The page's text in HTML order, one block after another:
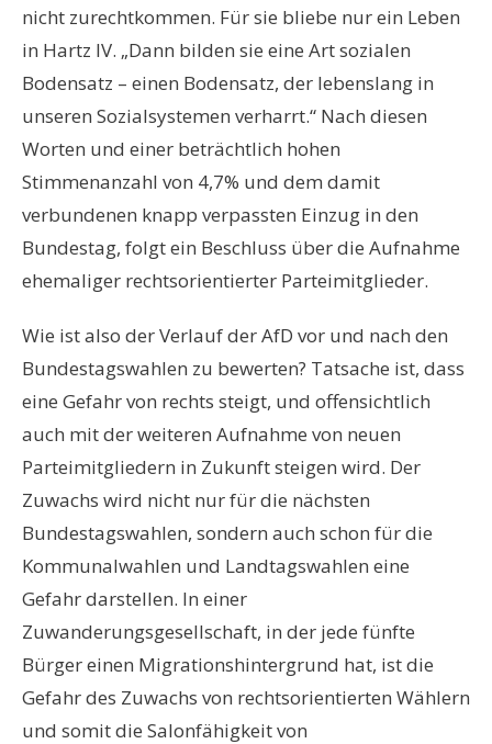
nicht zurechtkommen. Für sie bliebe nur ein Leben
in Hartz IV. „Dann bilden sie eine Art sozialen
Bodensatz – einen Bodensatz, der lebenslang in
unseren Sozialsystemen verharrt.“ Nach diesen
Worten und einer beträchtlich hohen
Stimmenanzahl von 4,7% und dem damit
verbundenen knapp verpassten Einzug in den
Bundestag, folgt ein Beschluss über die Aufnahme
ehemaliger rechtsorientierter Parteimitglieder.
Wie ist also der Verlauf der AfD vor und nach den
Bundestagswahlen zu bewerten? Tatsache ist, dass
eine Gefahr von rechts steigt, und offensichtlich
auch mit der weiteren Aufnahme von neuen
Parteimitgliedern in Zukunft steigen wird. Der
Zuwachs wird nicht nur für die nächsten
Bundestagswahlen, sondern auch schon für die
Kommunalwahlen und Landtagswahlen eine
Gefahr darstellen. In einer
Zuwanderungsgesellschaft, in der jede fünfte
Bürger einen Migrationshintergrund hat, ist die
Gefahr des Zuwachs von rechtsorientierten Wählern
und somit die Salonfähigkeit von